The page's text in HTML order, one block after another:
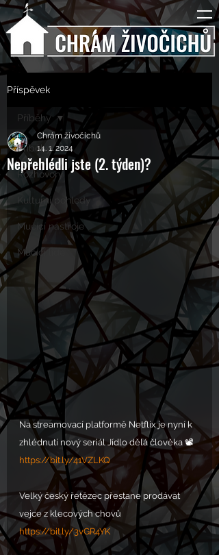
Příspěvek
Příběhy
Rozhovory
Kulturní pohledy
Mučící nástroje
Mučící lidé
Příběhy
Nepřehlédli jste (2. týden)?
Chrám živočichů
14. 1. 2024
Na streamovací platformě Netflix je nyní k
zhlédnutí nový seriál Jídlo dělá člověka 📽️
https://bit.ly/41VZLKQ
Velký český řetězec přestane prodávat
vejce z klecových chovů
https://bit.ly/3vGR4YK